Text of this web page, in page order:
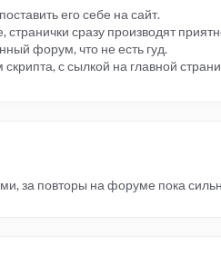
его себе на сайт.
странички сразу производят
форум, что не есть гуд.
с сылкой на главной
за повторы на форуме пока